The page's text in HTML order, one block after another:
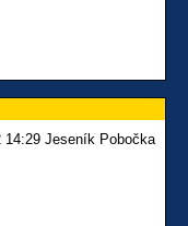
14:29 Jeseník Pobočka